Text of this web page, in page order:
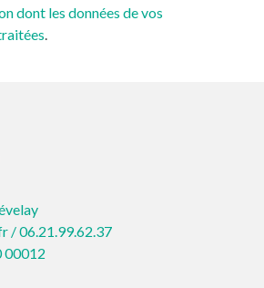
dont les données de vos
.
/06.21.99.62.37
00012